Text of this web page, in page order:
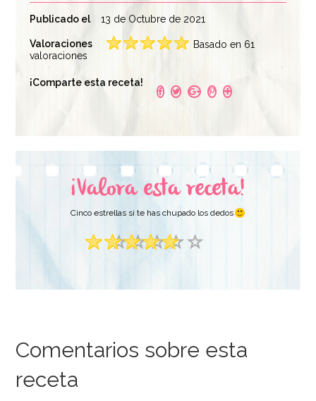
Publicado el 13 de Octubre de 2021
Valoraciones
Basado en 61
valoraciones
¡Comparte esta receta!
¡Valora esta receta!
Cinco estrellas si te has chupado los dedos
Comentarios sobre esta
receta